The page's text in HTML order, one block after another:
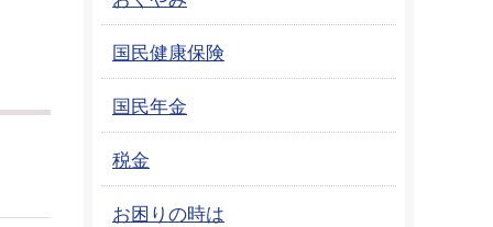
国民健康保険
国民年金
税金
お困りの時は